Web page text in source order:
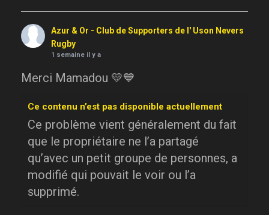
Azur & Or - Club de Supporters de l' Uson Nevers
Rugby
1 semaine il y a
Merci Mamadou 💛💙
Ce contenu n’est pas disponible actuellement
Ce problème vient généralement du fait
que le propriétaire ne l’a partagé
qu’avec un petit groupe de personnes, a
modifié qui pouvait le voir ou l’a
supprimé.